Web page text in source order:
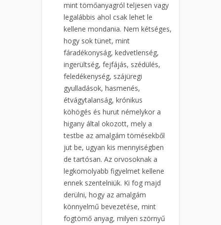
mint tömőanyagról teljesen vagy
legalábbis ahol csak lehet le
kellene mondania. Nem kétséges,
hogy sok tünet, mint
fáradékonyság, kedvetlenség,
ingerültség, fejfájás, szédülés,
feledékenység, szájüregi
gyulladások, hasmenés,
étvágytalanság, krónikus
köhögés és hurut némelykor a
higany által okozott, mely a
testbe az amalgám tömésekből
jut be, ugyan kis mennyiségben
de tartósan. Az orvosoknak a
legkomolyabb figyelmet kellene
ennek szentelniük. Ki fog majd
derülni, hogy az amalgám
könnyelmű bevezetése, mint
fogtömő anyag, milyen szörnyű